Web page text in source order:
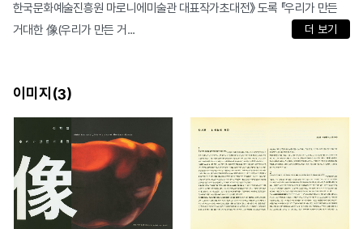
한국문화예술진흥원 마로니에미술관 대표작가초대전》 도록 『우리가 만든
거대한 像(우리가 만든 거...
더 보기
이미지(3)